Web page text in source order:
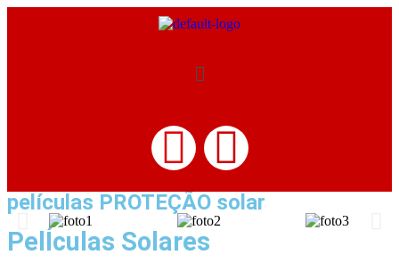
películas PROTEÇÃO solar
PelÍculas Solares